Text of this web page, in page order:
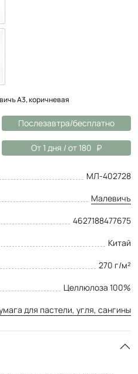
А3, коричневая
Послезавтра/бесплатно
От 1 дня / от 180
МЛ-402728
Малевичъ
4627188477675
Китай
270 г/м²
Целлюлоза 100%
для пастели, угля, сангины